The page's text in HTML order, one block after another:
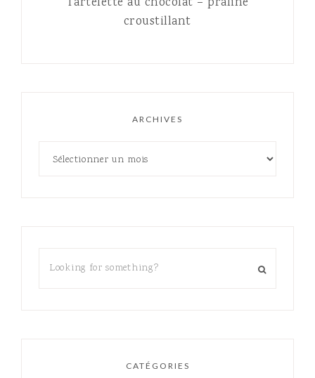
croustillant
ARCHIVES
CATÉGORIES